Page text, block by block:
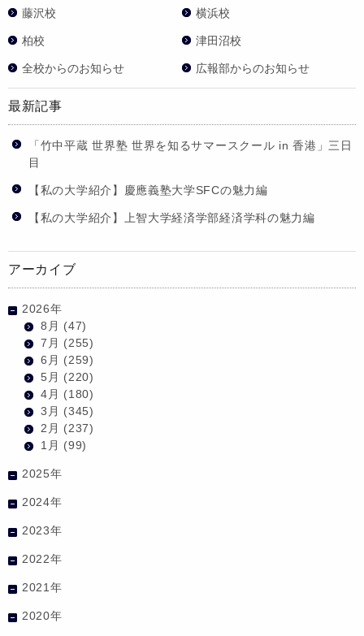
藤沢校 横浜校
柏校 津田沼校
全校からのお知らせ 広報部からのお知らせ
最新記事
「竹中平蔵 世界塾 世界を知るサマースクール in 香港」三日
目
【私の大学紹介】慶應義塾大学SFCの魅力編
【私の大学紹介】上智大学経済学部経済学科の魅力編
アーカイブ
2026年
8月 (47)
7月 (255)
6月 (259)
5月 (220)
4月 (180)
3月 (345)
2月 (237)
1月 (99)
2025年
2024年
2023年
2022年
2021年
2020年